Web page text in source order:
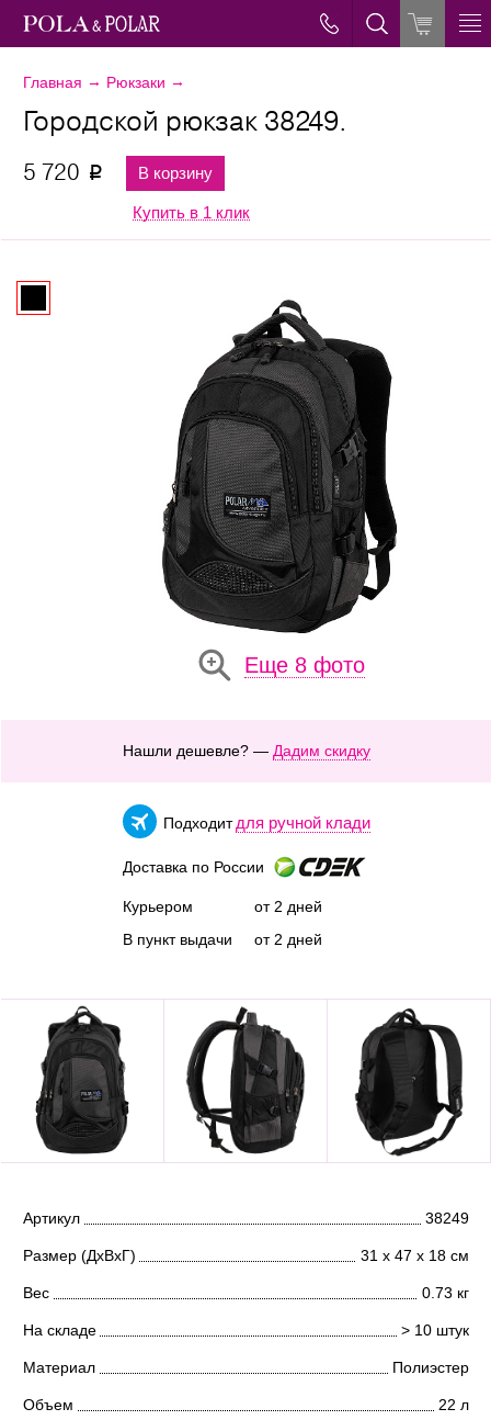
Главная → Рюкзаки →
Еще 8 фото
Городской рюкзак 38249.
5 720 p В корзину
Купить в 1 клик
Нашли дешевле? — Дадим скидку
Подходит для ручной клади
Доставка по России
Курьером
В пункт выдачи
от 2 дней
от 2 дней
Артикул 38249
Размер (ДхВхГ) 31 х 47 х 18 см
Вес 0.73 кг
На складе > 10 штук
Материал Полиэстер
Объем 22 л